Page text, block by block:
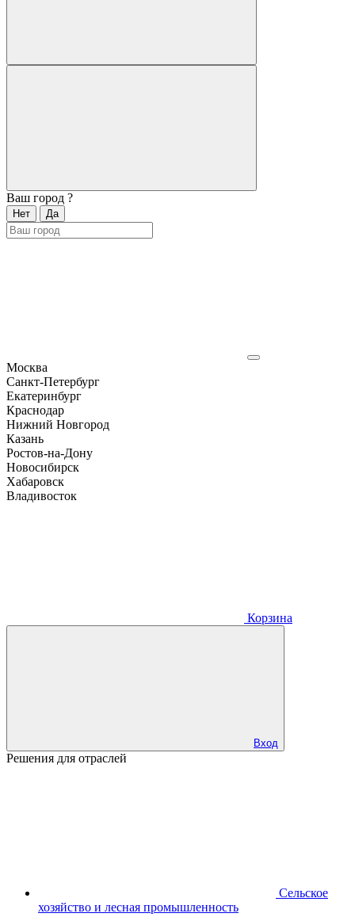
Ваш город ?
Нет Да
Москва
Санкт-Петербург
Екатеринбург
Краснодар
Нижний Новгород
Казань
Ростов-на-Дону
Новосибирск
Хабаровск
Владивосток
Корзина
Вход
Решения для отраслей
Сельское
хозяйство и лесная промышленность